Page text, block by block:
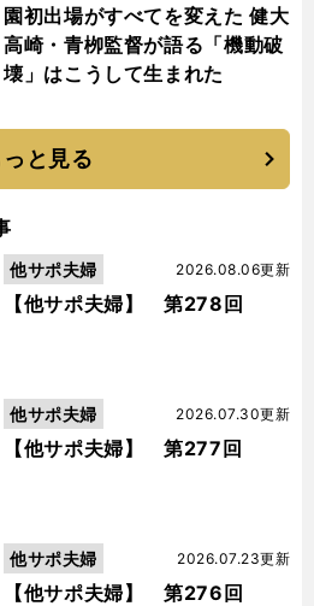
園初出場がすべてを変えた 健大
高崎・青栁監督が語る「機動破
壊」はこうして生まれた
っと見る
【他サポ夫婦】 第278回
2026.08.06更新
他サポ夫婦
【他サポ夫婦】 第277回
2026.07.30更新
他サポ夫婦
【他サポ夫婦】 第276回
2026.07.23更新
他サポ夫婦